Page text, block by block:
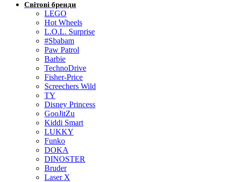
Світові бренди
LEGO
Hot Wheels
L.O.L. Surprise
#Sbabam
Paw Patrol
Barbie
TechnoDrive
Fisher-Price
Screechers Wild
TY
Disney Princess
GooJitZu
Kiddi Smart
LUKKY
Funko
DOKA
DINOSTER
Bruder
Laser X